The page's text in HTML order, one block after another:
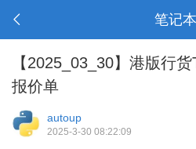
笔记本
【2025_03_30】港版行
报价单
autoup
2025-3-30 08:22:09